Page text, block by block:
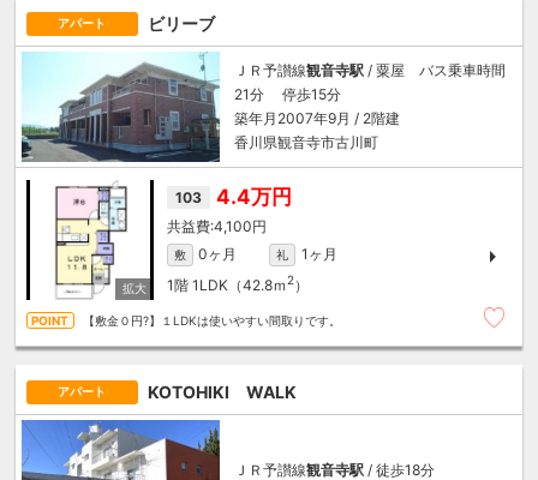
アパート ビリーブ
ＪＲ予讃線観音寺駅 / 粟屋 バス乗車時間
21分 停歩15分
築年月2007年9月 / 2階建
香川県観音寺市古川町
103 4.4万円
4,100円
敷 0ヶ月 礼
1ヶ月
1階 1LDK（42.8ｍ2）
【敷金０円?】１LDKは使いやすい間取りです。
アパート KOTOHIKI WALK
ＪＲ予讃線観音寺駅 / 徒歩18分